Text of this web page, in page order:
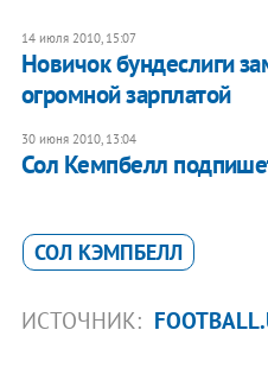
14 июля 2010, 15:07
Новичок бундеслиги
огромной зарплатой
30 июня 2010, 13:04
Сол Кемпбелл
СОЛ КЭМПБЕЛЛ
ИСТОЧНИК: